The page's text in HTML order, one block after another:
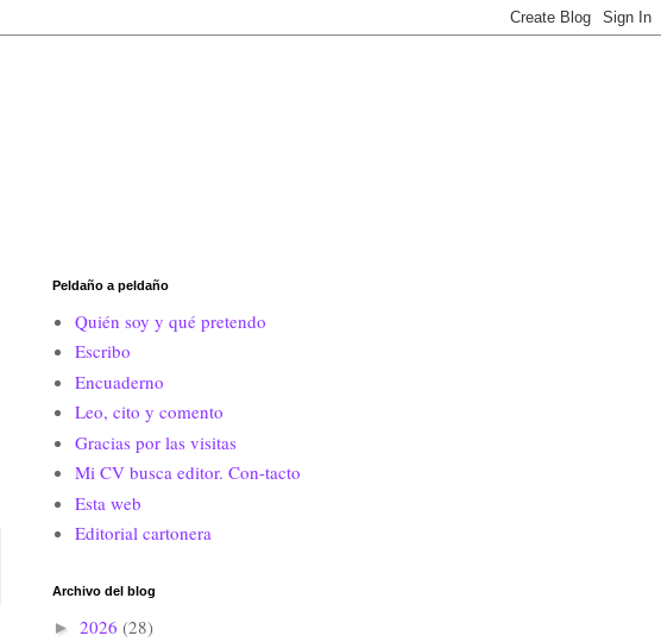
Peldaño a peldaño
Quién soy y qué pretendo
Escribo
Encuaderno
Leo, cito y comento
Gracias por las visitas
Mi CV busca editor. Con-tacto
Esta web
Editorial cartonera
Archivo del blog
► 2026 (28)